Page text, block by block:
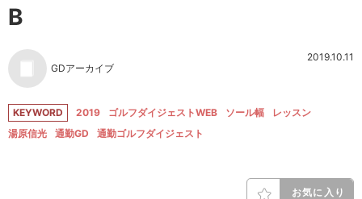
B
GDアーカイブ
2019.10.11
KEYWORD 2019 ゴルフダイジェストWEB ソール幅
レッスン
湯原信光
通勤GD 通勤ゴルフダイジェスト
お気に入り